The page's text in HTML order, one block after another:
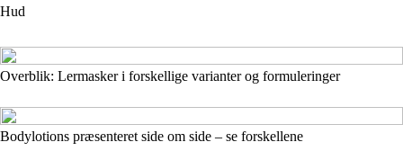
Hud
Overblik: Lermasker i forskellige varianter og formuleringer
Bodylotions præsenteret side om side – se forskellene